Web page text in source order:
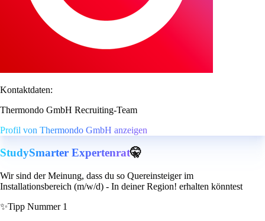
Kontaktdaten:
Thermondo GmbH Recruiting-Team
Profil von Thermondo GmbH anzeigen
StudySmarter Expertenrat🤫
Wir sind der Meinung, dass du so Quereinsteiger im
Installationsbereich (m/w/d) - In deiner Region! erhalten könntest
✨Tipp Nummer 1